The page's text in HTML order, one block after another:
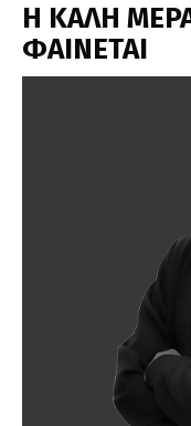
H ΚΑΛΗ
ΦΑΙΝΕΤΑΙ